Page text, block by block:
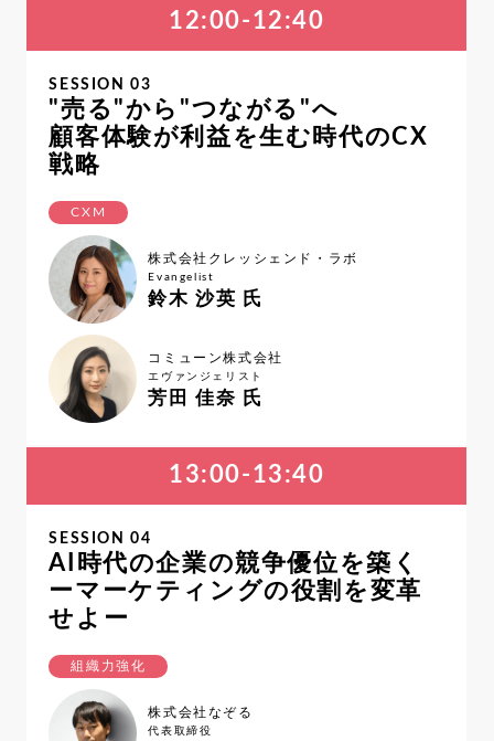
12:00-12:40
SESSION 03
"売る"から"つながる"へ
顧客体験が利益を生む時代のCX
戦略
CXM
株式会社クレッシェンド・ラボ
Evangelist
鈴木 沙英 氏
コミューン株式会社
エヴァンジェリスト
芳田 佳奈 氏
13:00-13:40
SESSION 04
AI時代の企業の競争優位を築く
ーマーケティングの役割を変革
せよー
組織力強化
株式会社なぞる
代表取締役